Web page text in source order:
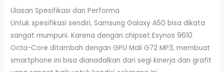
Ulasan Spesifikasi dan Performa
Untuk spesifikasi sendiri, Samsung Galaxy A50 bisa dikata
sangat mumpuni. Karena dengan chipset Exynos 9610
Octa-Core ditambah dengan GPU Mali G72 MP3, membuat
smartphone ini bisa dianadalkan dari segi kinerja dan grafit